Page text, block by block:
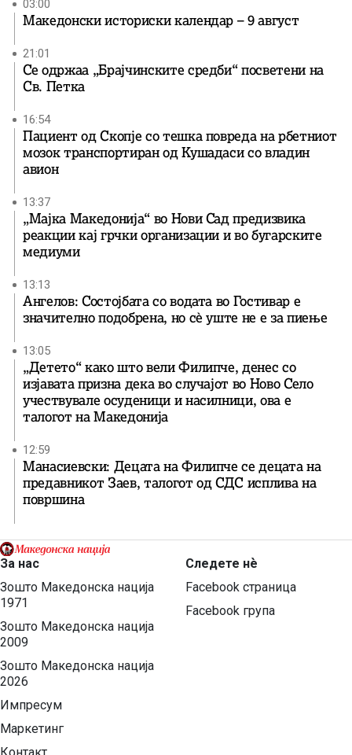
03:00
Македонски историски календар – 9 август
21:01
Се одржаа „Брајчинските средби“ посветени на
Св. Петка
16:54
Пациент од Скопје со тешка повреда на рбетниот
мозок транспортиран од Кушадаси со владин
авион
13:37
„Мајка Македонија“ во Нови Сад предизвика
реакции кај грчки организации и во бугарските
медиуми
13:13
Ангелов: Состојбата со водата во Гостивар е
значително подобрена, но сè уште не е за пиење
13:05
„Детето“ како што вели Филипче, денес со
изјавата призна дека во случајот во Ново Село
учествувале осуденици и насилници, ова е
талогот на Македонија
12:59
Манасиевски: Децата на Филипче се децата на
предавникот Заев, талогот од СДС исплива на
површина
За нас
Зошто Македонска нација
1971
Зошто Македонска нација
2009
Зошто Македонска нација
2026
Импресум
Маркетинг
Следете нѐ
Facebook страница
Facebook група